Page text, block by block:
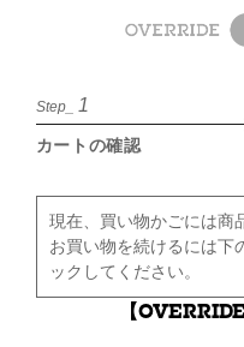
Step_ 1
カートの確認
現在、買い物かごには商
お買い物を続けるには下
ックしてください。
【